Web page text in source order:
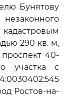
Бунятову
290 кв. м,
проспект 40-
участка с
Ростов-на-